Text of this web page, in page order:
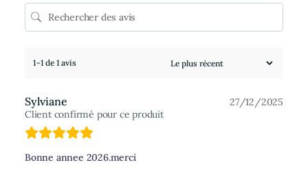
1-1 de 1 avis
Sylviane
Client confirmé pour ce produit
27/12/2025
Bonne annee 2026.merci